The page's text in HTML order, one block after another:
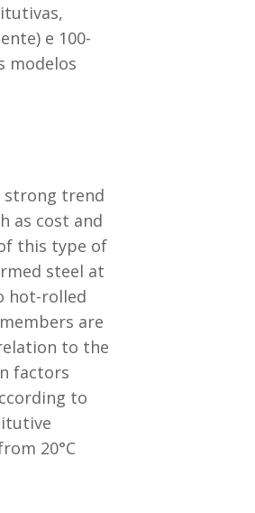
e 100-
modelos
strong trend
as cost and
this type of
steel at
hot-rolled
are
to the
factors
to
20°C